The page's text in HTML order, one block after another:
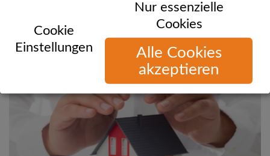
Cookie
Einstellungen
Nur essenzielle
Cookies
Alle Cookies
akzeptieren